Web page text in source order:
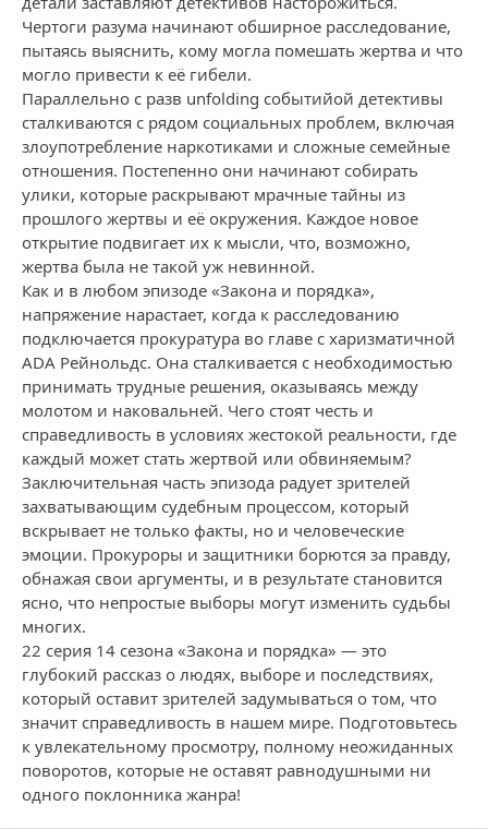
Чертоги разума начинают обширное расследование,
пытаясь выяснить, кому могла помешать жертва и что
могло привести к её гибели.
Параллельно с разв unfolding событийой детективы
сталкиваются с рядом социальных проблем, включая
злоупотребление наркотиками и сложные семейные
отношения. Постепенно они начинают собирать
улики, которые раскрывают мрачные тайны из
прошлого жертвы и её окружения. Каждое новое
открытие подвигает их к мысли, что, возможно,
жертва была не такой уж невинной.
Как и в любом эпизоде «Закона и порядка»,
напряжение нарастает, когда к расследованию
подключается прокуратура во главе с харизматичной
ADA Рейнольдс. Она сталкивается с необходимостью
принимать трудные решения, оказываясь между
молотом и наковальней. Чего стоят честь и
справедливость в условиях жестокой реальности, где
каждый может стать жертвой или обвиняемым?
Заключительная часть эпизода радует зрителей
захватывающим судебным процессом, который
вскрывает не только факты, но и человеческие
эмоции. Прокуроры и защитники борются за правду,
обнажая свои аргументы, и в результате становится
ясно, что непростые выборы могут изменить судьбы
многих.
22 серия 14 сезона «Закона и порядка» — это
глубокий рассказ о людях, выборе и последствиях,
который оставит зрителей задумываться о том, что
значит справедливость в нашем мире. Подготовьтесь
к увлекательному просмотру, полному неожиданных
поворотов, которые не оставят равнодушными ни
одного поклонника жанра!